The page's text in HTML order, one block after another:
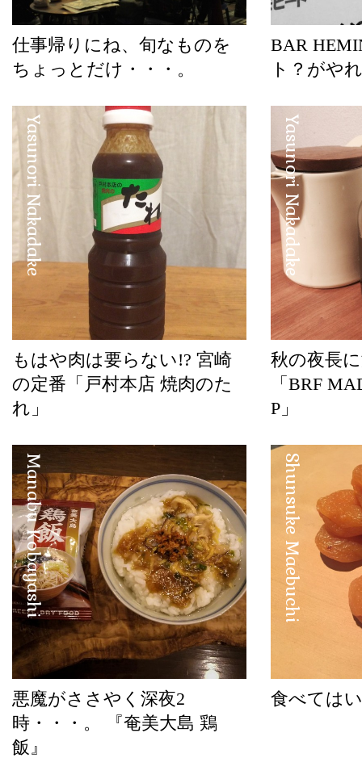
仕事帰りにね、旬なものを
ちょっとだけ・・・。
BAR
ト？がや
Yasunori Nakadake
もはや肉は要らない!? 宮崎
の定番「戸村本店 焼肉のた
れ」
Yasunori Nakadake
秋の夜長
「BRF
P」
Manabu Kobayashi
悪魔がささやく深夜2
時・・・。 『奄美大島 鶏
飯』
Shunsuke Maebuchi
食べては